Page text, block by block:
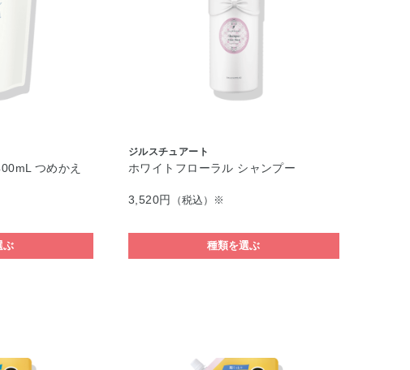
つめかえ
ぶ
ジルスチュアート
ホワイトフローラル シャンプー
3,520円 （税込）※
種類を選ぶ